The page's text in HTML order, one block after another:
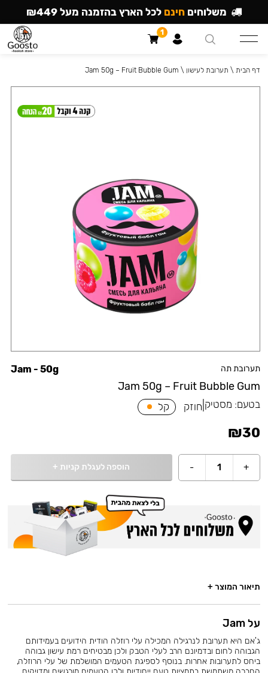
תערובת תה
Jam 50g – Fruit Bubble Gum
Jam - 50g
בטעם: מסטיק חוזק קל
₪30
+
1
- הוספה לעגלת קניות +
דף הבית \ תערובת לעישון \
Jam 50g – Fruit Bubble Gum
תיאור המוצר +
על Jam
ג'אם היא תערובת לנרגילה המכילה עלי רוזלה הודית הידועים בעמידותם
הגבוהה לחום ובדמיונם הרב לעלי הטבק ולכן מבטיחים רמת עישון גבוהה
ביחס לתערובות אחרות. בנוסף לספיגת הטעמים המושלמת של עלי הרוזלה,
משלוחים חינם לכל הארץ בהזמנה מעל ₪449
1